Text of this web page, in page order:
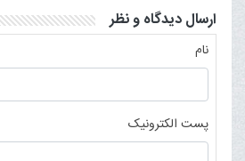
ارسال دیدگاه و نظر
نام
پست الکترونیک